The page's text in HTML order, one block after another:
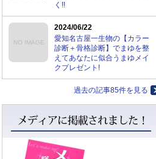
く!!
2024/06/22
愛知名古屋一生物の【カラー
診断＋骨格診断】でまゆを整
えてあなたに似合うまゆメイ
クプレゼント!
NO IMAGE
過去の記事85件を見る